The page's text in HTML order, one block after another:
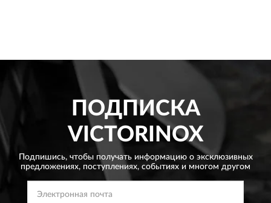
ПОДПИСКА
VICTORINOX
Подпишись, чтобы получать информацию о эксклюзивных
предложениях, поступлениях, событиях и многом другом